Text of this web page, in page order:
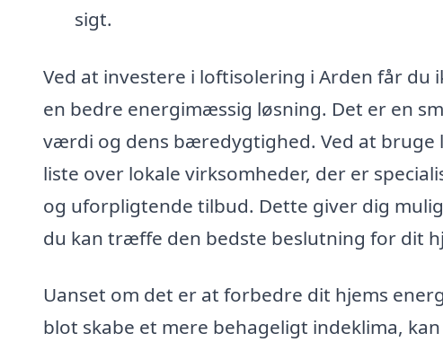
sigt.
Ved at investere i loftisolering i Arden får
en bedre energimæssig løsning. Det er en
værdi og dens bæredygtighed. Ved at bruge
liste over lokale virksomheder, der er
og uforpligtende tilbud. Dette giver dig
du kan træffe den bedste beslutning for dit
Uanset om det er at forbedre dit hjems
blot skabe et mere behageligt indeklima,